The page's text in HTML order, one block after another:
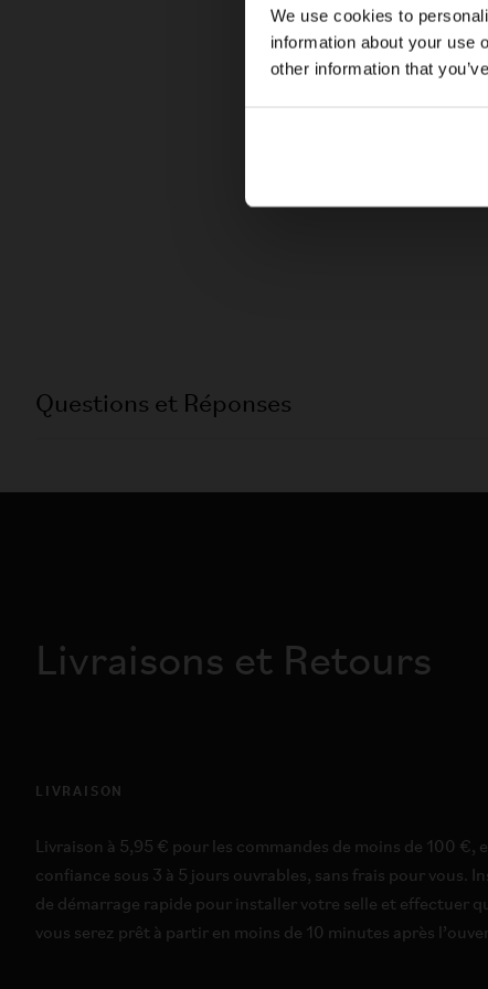
We use cookies to
information about your use
other information that
Questions et Réponses
Livraisons et Retours
LIVRAISON
Livraison à 5,95 € pour les commandes de moins de 100 €,
confiance sous 3 à 5 jours ouvrables, sans frais pour vous.
de démarrage rapide pour installer votre selle et effectuer
vous serez prêt à partir en moins de 10 minutes après